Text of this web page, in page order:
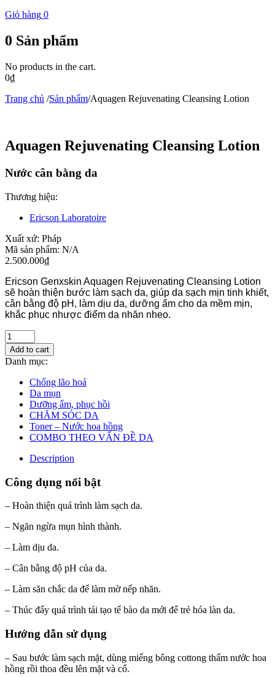
Giỏ hàng 0
0 Sản phẩm
No products in the cart.
0₫
Trang chủ /Sản phẩm/Aquagen Rejuvenating Cleansing Lotion
Aquagen Rejuvenating Cleansing Lotion
Nước cân bằng da
Thương hiệu:
Ericson Laboratoire
Xuất xứ: Pháp
Mã sản phẩm: N/A
2.500.000₫
Ericson Genxskin Aquagen Rejuvenating Cleansing Lotion
sẽ hoàn thiện bước làm sạch da, giúp da sạch mịn tinh khiết,
cân bằng độ pH, làm dịu da, dưỡng ẩm cho da mềm mịn,
khắc phục nhược điểm da nhăn nheo.
Add to cart
Danh mục:
Chống lão hoá
Da mụn
Dưỡng ẩm, phục hồi
CHĂM SÓC DA
Toner – Nước hoa hồng
COMBO THEO VẤN ĐỀ DA
Description
Công dụng nổi bật
– Hoàn thiện quá trình làm sạch da.
– Ngăn ngừa mụn hình thành.
– Làm dịu da.
– Cân bằng độ pH của da.
– Làm săn chắc da để làm mờ nếp nhăn.
– Thúc đẩy quá trình tái tạo tế bào da mới để trẻ hóa làn da.
Hướng dẫn sử dụng
– Sau bước làm sạch mặt, dùng miếng bông cottong thấm nước hoa
hồng rồi thoa đều lên mặt và cổ.